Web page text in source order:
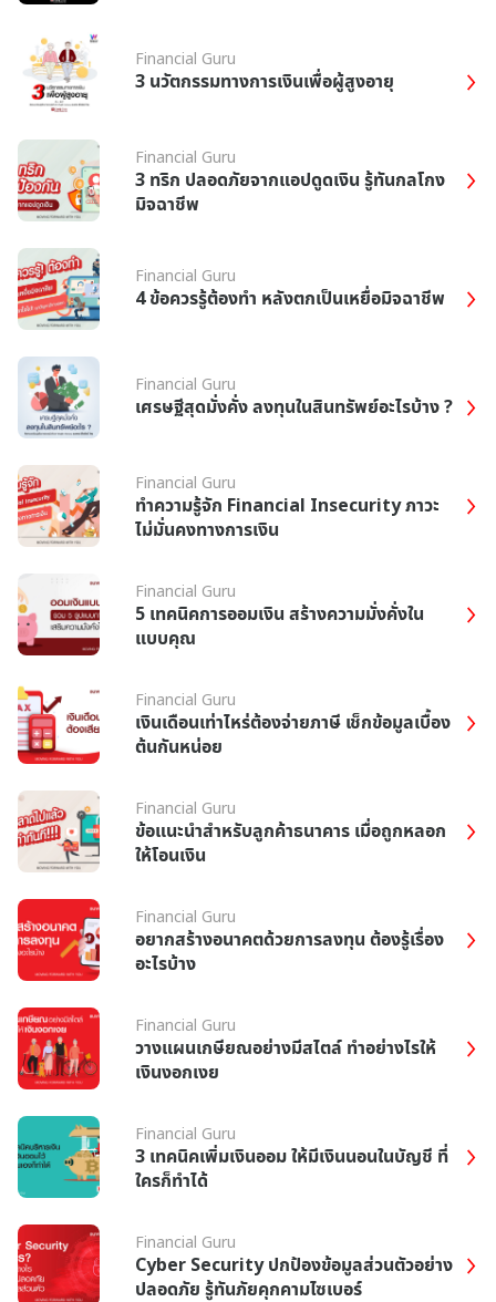
Financial Guru
3 นวัตกรรมทางการเงินเพื่อผู้สูงอายุ
Financial Guru
3 ทริก ปลอดภัยจากแอปดูดเงิน รู้ทันกลโกง
มิจฉาชีพ
Financial Guru
4 ข้อควรรู้ต้องทำ หลังตกเป็นเหยื่อมิจฉาชีพ
Financial Guru
เศรษฐีสุดมั่งคั่ง ลงทุนในสินทรัพย์อะไรบ้าง ?
Financial Guru
ทำความรู้จัก Financial Insecurity ภาวะ
ไม่มั่นคงทางการเงิน
Financial Guru
5 เทคนิคการออมเงิน สร้างความมั่งคั่งใน
แบบคุณ
Financial Guru
เงินเดือนเท่าไหร่ต้องจ่ายภาษี เช็กข้อมูลเบื้อง
ต้นกันหน่อย
Financial Guru
ข้อแนะนำสำหรับลูกค้าธนาคาร เมื่อถูกหลอก
ให้โอนเงิน
Financial Guru
อยากสร้างอนาคตด้วยการลงทุน ต้องรู้เรื่อง
อะไรบ้าง
Financial Guru
วางแผนเกษียณอย่างมีสไตล์ ทำอย่างไรให้
เงินงอกเงย
Financial Guru
3 เทคนิคเพิ่มเงินออม ให้มีเงินนอนในบัญชี ที่
ใครก็ทำได้
Financial Guru
Cyber Security ปกป้องข้อมูลส่วนตัวอย่าง
ปลอดภัย รู้ทันภัยคุกคามไซเบอร์